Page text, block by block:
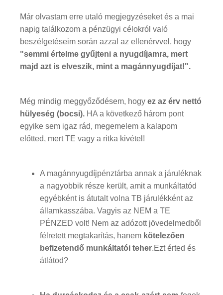
Már olvastam erre utaló megjegyzéseket és a mai
napig találkozom a pénzügyi célokról való
beszélgetéseim során azzal az ellenérvvel, hogy
"semmi értelme gyűjteni a nyugdíjamra, mert
majd azt is elveszik, mint a magánnyugdíjat!".
Még mindig meggyőződésem, hogy ez az érv nettó
hülyeség (bocsi). HA a következő három pont
egyike sem igaz rád, megemelem a kalapom
előtted, mert TE vagy a ritka kivétel!
A magánnyugdíjpénztárba annak a járuléknak
a nagyobbik része került, amit a munkáltatód
egyébként is átutalt volna TB járulékként az
államkasszába. Vagyis az NEM a TE
PÉNZED volt! Nem az adózott jövedelmedből
félretett megtakarítás, hanem kötelezően
befizetendő munkáltatói teher.Ezt érted és
átlátod?